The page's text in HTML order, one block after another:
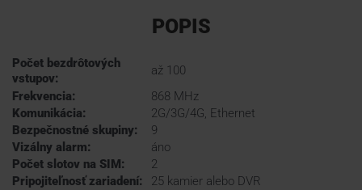
POPIS
Počet bezdrôtových
vstupov:
až 100
Frekvencia:
868 MHz
Komunikácia:
2G/3G/4G, Ethernet
Bezpečnostné skupiny:
9
Vizálny alarm:
áno
Počet slotov na SIM:
2
Pripojiteľnosť zariadení:
25 kamier alebo DVR